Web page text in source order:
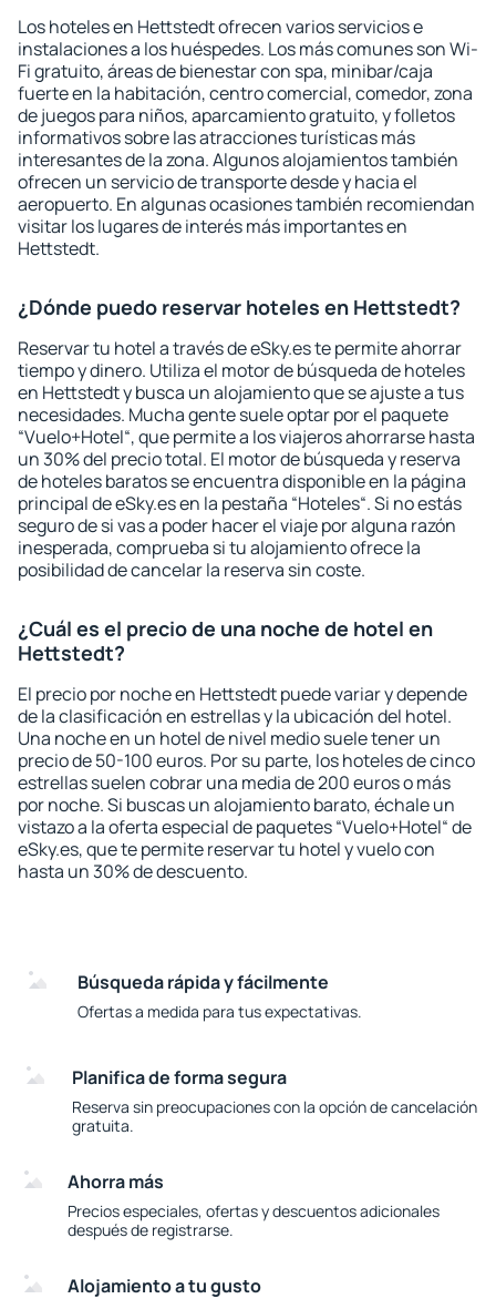
Los hoteles en Hettstedt ofrecen varios servicios e
instalaciones a los huéspedes. Los más comunes son Wi-
Fi gratuito, áreas de bienestar con spa, minibar/caja
fuerte en la habitación, centro comercial, comedor, zona
de juegos para niños, aparcamiento gratuito, y folletos
informativos sobre las atracciones turísticas más
interesantes de la zona. Algunos alojamientos también
ofrecen un servicio de transporte desde y hacia el
aeropuerto. En algunas ocasiones también recomiendan
visitar los lugares de interés más importantes en
Hettstedt.
¿Dónde puedo reservar hoteles en Hettstedt?
Reservar tu hotel a través de eSky.es te permite ahorrar
tiempo y dinero. Utiliza el motor de búsqueda de hoteles
en Hettstedt y busca un alojamiento que se ajuste a tus
necesidades. Mucha gente suele optar por el paquete
“Vuelo+Hotel“, que permite a los viajeros ahorrarse hasta
un 30% del precio total. El motor de búsqueda y reserva
de hoteles baratos se encuentra disponible en la página
principal de eSky.es en la pestaña “Hoteles“. Si no estás
seguro de si vas a poder hacer el viaje por alguna razón
inesperada, comprueba si tu alojamiento ofrece la
posibilidad de cancelar la reserva sin coste.
¿Cuál es el precio de una noche de hotel en
Hettstedt?
El precio por noche en Hettstedt puede variar y depende
de la clasificación en estrellas y la ubicación del hotel.
Una noche en un hotel de nivel medio suele tener un
precio de 50-100 euros. Por su parte, los hoteles de cinco
estrellas suelen cobrar una media de 200 euros o más
por noche. Si buscas un alojamiento barato, échale un
vistazo a la oferta especial de paquetes “Vuelo+Hotel“ de
eSky.es, que te permite reservar tu hotel y vuelo con
hasta un 30% de descuento.
Búsqueda rápida y fácilmente
Ofertas a medida para tus expectativas.
Planifica de forma segura
Reserva sin preocupaciones con la opción de cancelación
gratuita.
Ahorra más
Precios especiales, ofertas y descuentos adicionales
después de registrarse.
Alojamiento a tu gusto